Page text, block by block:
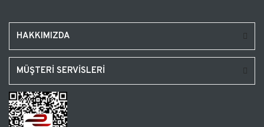
HAKKIMIZDA
MÜŞTERİ SERVİSLERİ